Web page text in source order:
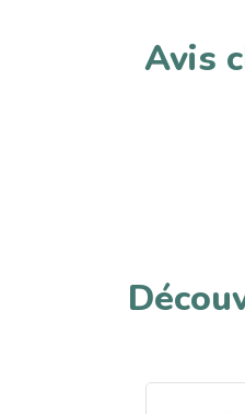
Avis